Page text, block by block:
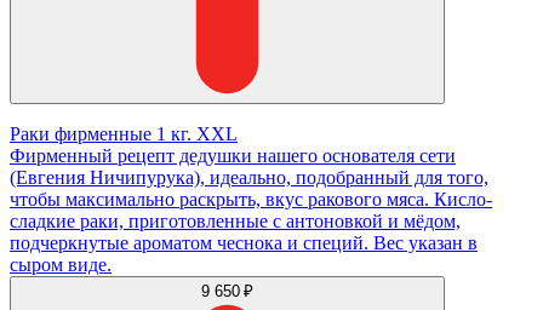
Раки фирменные 1 кг. XXL
Фирменный рецепт дедушки нашего основателя сети
(Евгения Ничипурука), идеально, подобранный для того,
чтобы максимально раскрыть, вкус ракового мяса. Кисло-
сладкие раки, приготовленные с антоновкой и мёдом,
подчеркнутые ароматом чеснока и специй. Вес указан в
сыром виде.
9 650 ₽